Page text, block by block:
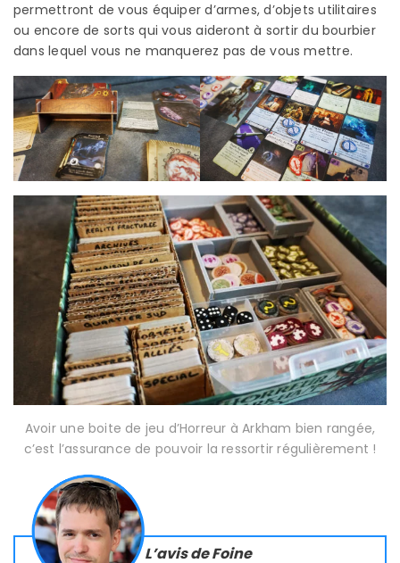
permettront de vous équiper d’armes, d’objets utilitaires
ou encore de sorts qui vous aideront à sortir du bourbier
dans lequel vous ne manquerez pas de vous mettre.
Avoir une boite de jeu d’Horreur à Arkham bien rangée,
c’est l’assurance de pouvoir la ressortir régulièrement !
L’avis de Foine